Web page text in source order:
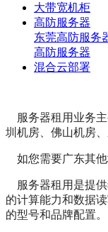
大带宽机柜
高防服务器
东莞高防服务
高防服务器
混合云部署
服务器租用业务主
圳机房、佛山机房、
如您需要广东其他
服务器租用是提供
的计算能力和数据
的型号和品牌配置。